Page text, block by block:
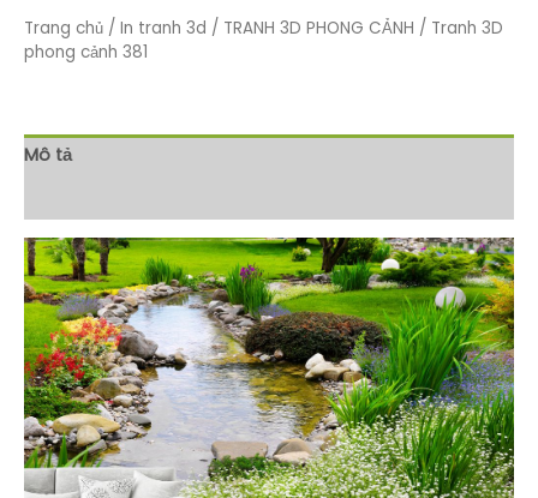
Trang chủ / In tranh 3d / TRANH 3D PHONG CẢNH / Tranh 3D
phong cảnh 381
Mô tả